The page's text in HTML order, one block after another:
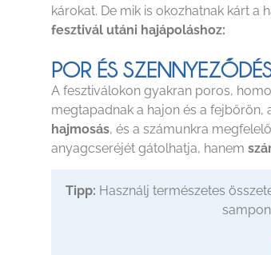
károkat. De mik is okozhatnak kárt a
fesztivál utáni hajápoláshoz:
POR ÉS
A fesztiválokon gyakran poros,
megtapadnak a hajon és a fejbőrön,
hajmosás, és a számunkra
anyagcseréjét gátolhatja, hanem
Tipp: Használj természetes